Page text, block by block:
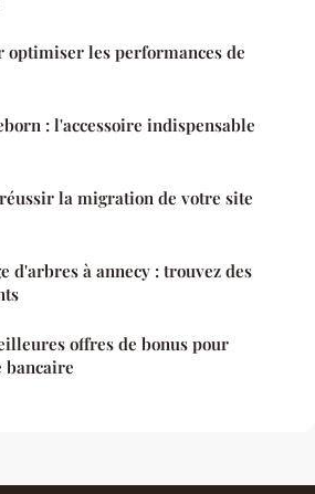
optimiser les performances de
: l'accessoire indispensable
la migration de votre site
d'arbres à annecy : trouvez des
offres de bonus pour
bancaire